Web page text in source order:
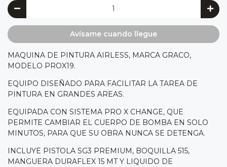
Avísame cuando llegue
MAQUINA DE PINTURA AIRLESS, MARCA GRACO,
MODELO PROX19.
EQUIPO DISEÑADO PARA FACILITAR LA TAREA DE
PINTURA EN GRANDES AREAS.
EQUIPADA CON SISTEMA PRO X CHANGE, QUE
PERMITE CAMBIAR EL CUERPO DE BOMBA EN SOLO
MINUTOS, PARA QUE SU OBRA NUNCA SE DETENGA.
INCLUYE PISTOLA SG3 PREMIUM, BOQUILLA 515,
MANGUERA DURAFLEX 15 MT Y LIQUIDO DE